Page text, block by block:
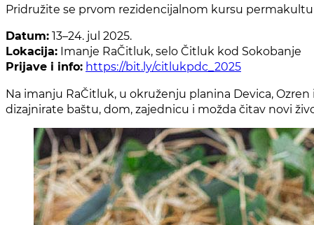
Pridružite se prvom rezidencijalnom kursu
Datum: 13–24. jul 2025.
Lokacija: Imanje RaČitluk, selo Čitluk kod Sokobanje
Prijave i info: https://bit.ly/citlukpdc_2025
Na imanju RaČitluk, u okruženju planina Devica,
dizajnirate baštu, dom, zajednicu i možda čitav novi